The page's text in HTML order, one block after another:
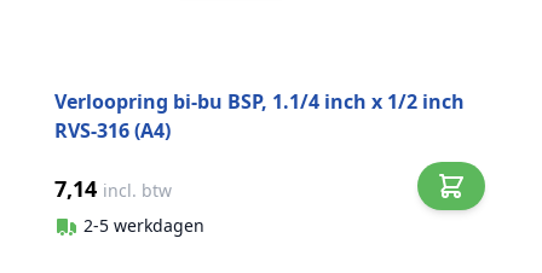
Verloopring bi-bu BSP, 1.1/4 inch x 1/2 inch
RVS-316 (A4)
7,14 incl. btw
2-5 werkdagen